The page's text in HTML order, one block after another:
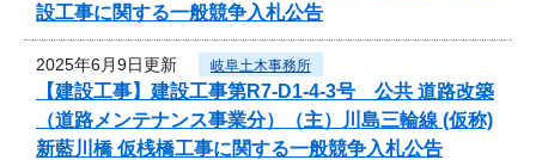
設工事に関する一般競争入札公告
2025年6月9日更新 岐阜土木事務所
【建設工事】建設工事第R7-D1-4-3号 公共 道路改築
（道路メンテナンス事業分）（主）川島三輪線 (仮称)
新藍川橋 仮桟橋工事に関する一般競争入札公告